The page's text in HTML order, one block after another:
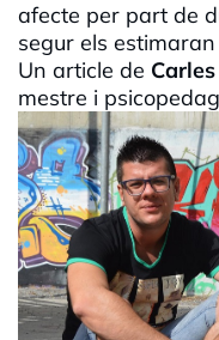
afecte per part de
segur els
Un article de
mestre i